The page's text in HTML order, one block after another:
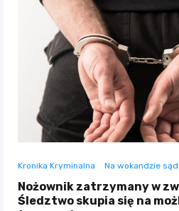
Kronika Kryminalna Na wokandzie
Nożownik zatrzymany w
Śledztwo skupia się na